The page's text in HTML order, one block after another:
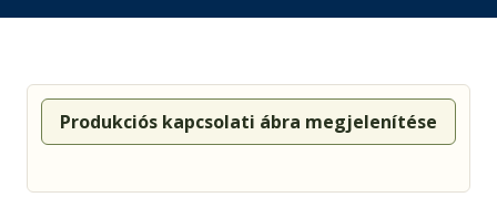
Produkciós kapcsolati ábra megjelenítése